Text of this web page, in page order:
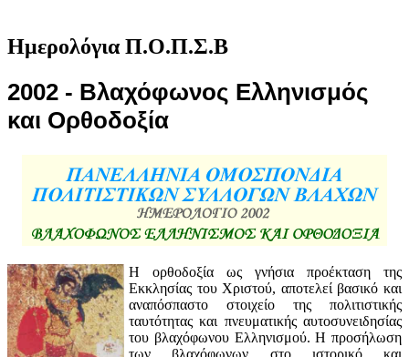
Ημερολόγια Π.Ο.Π.Σ.Β
2002 - Βλαχόφωνος Ελληνισμός
και Ορθοδοξία
Η ορθοδοξία ως γνήσια προέκταση της
Εκκλησίας του Χριστού, αποτελεί βασικό και
αναπόσπαστο στοιχείο της πολιτιστικής
ταυτότητας και πνευματικής αυτοσυνειδησίας
του βλαχόφωνου Ελληνισμού. Η προσήλωση
των βλαχόφωνων στο ιστορικό και